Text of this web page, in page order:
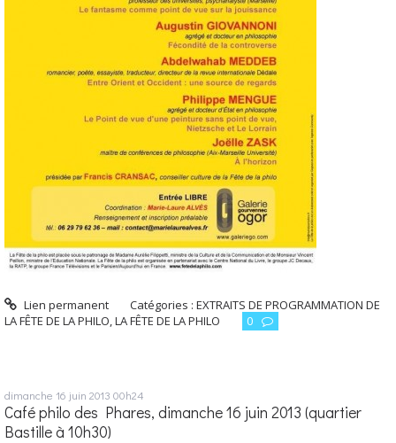
Lien permanent Catégories :EXTRAITS DE PROGRAMMATION DE
LA FÊTE DE LA PHILO,LA FÊTE DE LA PHILO 0
dimanche 16 juin 2013 00h24
Café philo des Phares, dimanche 16 juin 2013 (quartier
Bastille à 10h30)